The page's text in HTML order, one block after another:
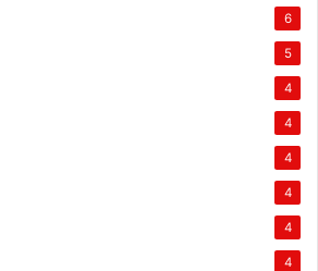
6
5
4
4
4
4
4
4